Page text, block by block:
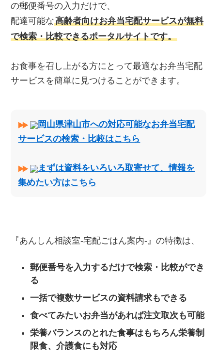
の郵便番号の入力だけで、
配達可能な高齢者向けお弁当宅配サービスが無料
で検索・比較できるポータルサイトです。
お食事を召し上がる方にとって最適なお弁当宅配
サービスを簡単に見つけることができます。
岡山県津山市への対応可能なお弁当宅配
サービスの検索・比較はこちら
まずは資料をいろいろ取寄せて、情報を
集めたい方はこちら
『あんしん相談室‐宅配ごはん案内‐』の特徴は、
郵便番号を入力するだけで検索・比較ができ
る
一括で複数サービスの資料請求もできる
食べてみたいお弁当があれば注文取次も可能
栄養バランスのとれた食事はもちろん栄養制
限食、介護食にも対応